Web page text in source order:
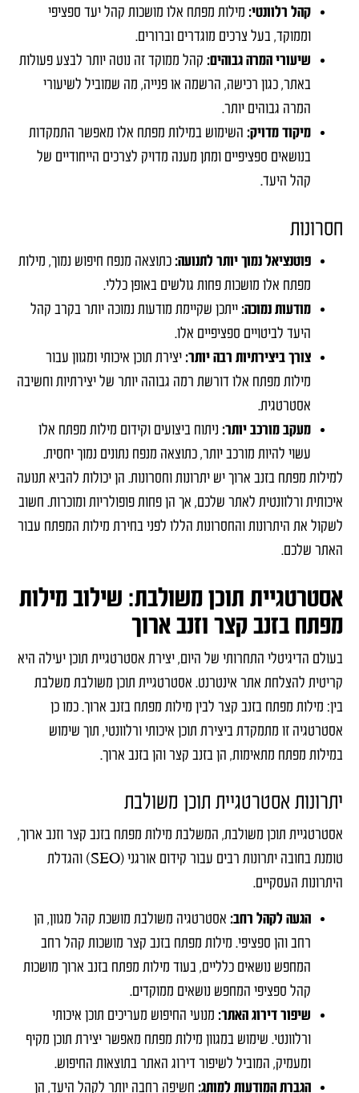
קהל רלוונטי: מילות מפתח אלו מושכות קהל יעד ספציפי
וממוקד, בעל צרכים מוגדרים וברורים.
שיעורי המרה גבוהים: קהל ממוקד זה נוטה יותר לבצע פעולות
באתר, כגון רכישה, הרשמה או פנייה, מה שמוביל לשיעורי
המרה גבוהים יותר.
מיקוד מדויק: השימוש במילות מפתח אלו מאפשר התמקדות
בנושאים ספציפיים ומתן מענה מדויק לצרכים הייחודיים של
קהל היעד.
חסרונות
פוטנציאל נמוך יותר לתנועה: כתוצאה מנפח חיפוש נמוך, מילות
מפתח אלו מושכות פחות גולשים באופן כללי.
מודעות נמוכה: ייתכן שקיימת מודעות נמוכה יותר בקרב קהל
היעד לביטויים ספציפיים אלו.
צורך ביצירתיות רבה יותר: יצירת תוכן איכותי ומגוון עבור
מילות מפתח אלו דורשת רמה גבוהה יותר של יצירתיות וחשיבה
אסטרטגית.
מעקב מורכב יותר: ניתוח ביצועים וקידום מילות מפתח אלו
עשוי להיות מורכב יותר, כתוצאה מנפח נתונים נמוך יחסית.
למילות מפתח בזנב ארוך יש יתרונות וחסרונות. הן יכולות להביא תנועה
איכותית ורלוונטית לאתר שלכם, אך הן פחות פופולריות ומוכרות. חשוב
לשקול את היתרונות והחסרונות הללו לפני בחירת מילות המפתח עבור
האתר שלכם.
אסטרטגיית תוכן משולבת: שילוב מילות
מפתח בזנב קצר וזנב ארוך
בעולם הדיגיטלי התחרותי של היום, יצירת אסטרטגיית תוכן יעילה היא
קריטית להצלחת אתר אינטרנט. אסטרטגיית תוכן משולבת משלבת
בין: מילות מפתח בזנב קצר לבין מילות מפתח בזנב ארוך. כמו כן
אסטרטגיה זו מתמקדת ביצירת תוכן איכותי ורלוונטי, תוך שימוש
במילות מפתח מתאימות, הן בזנב קצר והן בזנב ארוך.
יתרונות אסטרטגיית תוכן משולבת
אסטרטגיית תוכן משולבת, המשלבת מילות מפתח בזנב קצר וזנב ארוך,
טומנת בחובה יתרונות רבים עבור קידום אורגני (SEO) והגדלת
היתרונות העסקיים.
הגעה לקהל רחב: אסטרטגיה משולבת מושכת קהל מגוון, הן
רחב והן ספציפי. מילות מפתח בזנב קצר מושכות קהל רחב
המחפש נושאים כלליים, בעוד מילות מפתח בזנב ארוך מושכות
קהל ספציפי המחפש נושאים ממוקדים.
שיפור דירוג האתר: מנועי החיפוש מעריכים תוכן איכותי
ורלוונטי. שימוש במגוון מילות מפתח מאפשר יצירת תוכן מקיף
ומעמיק, המוביל לשיפור דירוג האתר בתוצאות החיפוש.
הגברת המודעות למותג: חשיפה רחבה יותר לקהל היעד, הן